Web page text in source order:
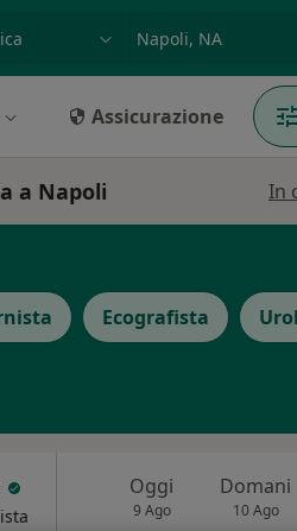
Assicurazione
a Napoli In
Ecografista
Oggi
9 Ago
Domani
10 Ago